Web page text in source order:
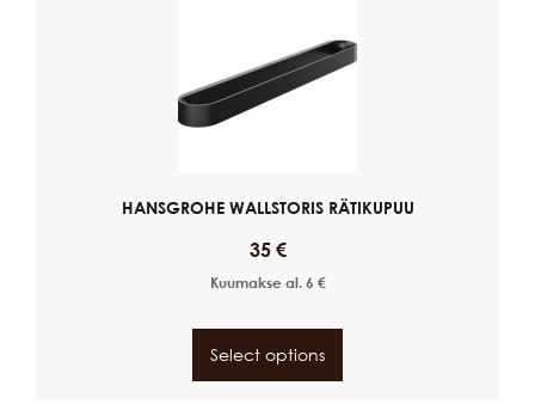
HANSGROHE WALLSTORIS RÄTIKUPUU
35 €
Kuumakse al. 6 €
Select options